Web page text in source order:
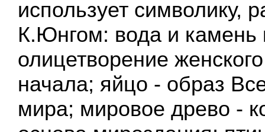
использует символику,
К.Юнгом: вода и камень
олицетворение
начала; яйцо - образ
мира; мировое древо -